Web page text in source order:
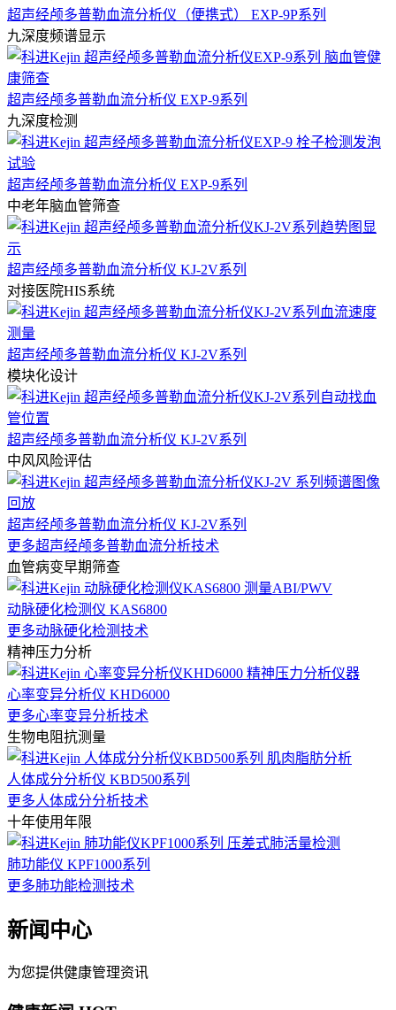
超声经颅多普勒血流分析仪（便携式） EXP-9P系列
九深度频谱显示
超声经颅多普勒血流分析仪 EXP-9系列
九深度检测
超声经颅多普勒血流分析仪 EXP-9系列
中老年脑血管筛查
超声经颅多普勒血流分析仪 KJ-2V系列
对接医院HIS系统
超声经颅多普勒血流分析仪 KJ-2V系列
模块化设计
超声经颅多普勒血流分析仪 KJ-2V系列
中风风险评估
超声经颅多普勒血流分析仪 KJ-2V系列
更多超声经颅多普勒血流分析技术
血管病变早期筛查
动脉硬化检测仪 KAS6800
更多动脉硬化检测技术
精神压力分析
心率变异分析仪 KHD6000
更多心率变异分析技术
生物电阻抗测量
人体成分分析仪 KBD500系列
更多人体成分分析技术
十年使用年限
肺功能仪 KPF1000系列
更多肺功能检测技术
新闻中心
为您提供健康管理资讯